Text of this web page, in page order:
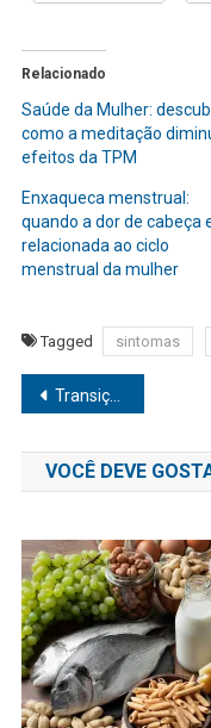
Relacionado
Saúde da Mulher:
como a meditação
efeitos da TPM
Enxaqueca menstrual:
quando a dor de cabeça
relacionada ao ciclo
menstrual da mulher
Tagged sintomas
Navegação
de
Post
Transição capilar: 10 fatos para saber
VOCÊ DEVE